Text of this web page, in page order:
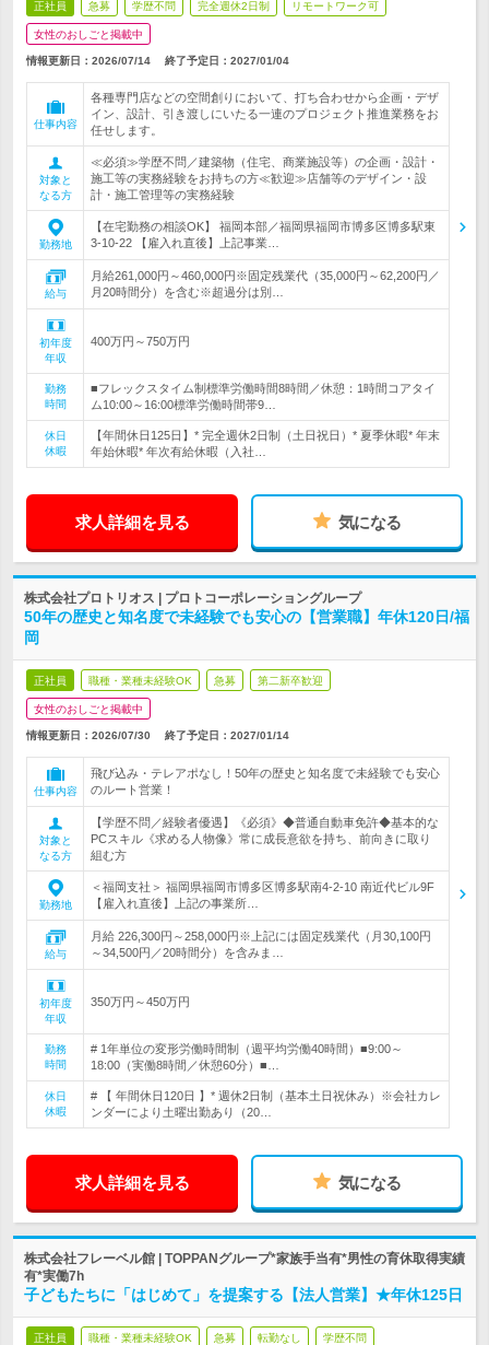
正社員 急募 学歴不問 完全週休2日制 リモートワーク可
女性のおしごと掲載中
情報更新日：2026/07/14 終了予定日： 2027/01/04
仕事内容
各種専門店などの空間創りにおいて、打ち合わせから企画・デザ
イン、設計、引き渡しにいたる一連のプロジェクト推進業務をお
任せします。
対象と
なる方
≪必須≫学歴不問／建築物（住宅、商業施設等）の企画・設計・
施工等の実務経験をお持ちの方≪歓迎≫店舗等のデザイン・設
計・施工管理等の実務経験
勤務地
【在宅勤務の相談OK】 福岡本部／福岡県福岡市博多区博多駅東
3-10-22 【雇入れ直後】上記事業…
給与
月給261,000円～460,000円※固定残業代（35,000円～62,200円／
月20時間分）を含む※超過分は別…
初年度
年収
400万円～750万円
勤務
時間
■フレックスタイム制標準労働時間8時間／休憩：1時間コアタイ
ム10:00～16:00標準労働時間帯9…
休日
休暇
【年間休日125日】* 完全週休2日制（土日祝日）* 夏季休暇* 年末
年始休暇* 年次有給休暇（入社…
求人詳細を見る 気になる
株式会社プロトリオス | プロトコーポレーショングループ
50年の歴史と知名度で未経験でも安心の【営業職】年休120日/福
岡
正社員 職種・業種未経験OK 急募 第二新卒歓迎
女性のおしごと掲載中
情報更新日：2026/07/30 終了予定日： 2027/01/14
仕事内容
飛び込み・テレアポなし！50年の歴史と知名度で未経験でも安心
のルート営業！
対象と
なる方
【学歴不問／経験者優遇】《必須》◆普通自動車免許◆基本的な
PCスキル《求める人物像》常に成長意欲を持ち、前向きに取り
組む方
勤務地
＜福岡支社＞ 福岡県福岡市博多区博多駅南4-2-10 南近代ビル9F
【雇入れ直後】上記の事業所…
給与
月給 226,300円～258,000円※上記には固定残業代（月30,100円
～34,500円／20時間分）を含みま…
初年度
年収
350万円～450万円
勤務
時間
# 1年単位の変形労働時間制（週平均労働40時間）■9:00～
18:00（実働8時間／休憩60分）■…
休日
休暇
# 【 年間休日120日 】* 週休2日制（基本土日祝休み）※会社カレ
ンダーにより土曜出勤あり（20…
求人詳細を見る 気になる
株式会社フレーベル館 | TOPPANグループ*家族手当有*男性の育休取得実績
有*実働7h
子どもたちに「はじめて」を提案する【法人営業】★年休125日
正社員 職種・業種未経験OK 急募 転勤なし 学歴不問